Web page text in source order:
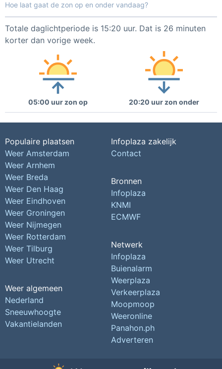
Hoe laat gaat de zon op en onder vandaag?
Totale daglichtperiode is 15:20 uur. Dat is 26 minuten
korter dan vorige week.
05:00 uur zon op 20:20 uur zon onder
Populaire plaatsen
Weer Amsterdam
Weer Arnhem
Weer Breda
Weer Den Haag
Weer Eindhoven
Weer Groningen
Weer Nijmegen
Weer Rotterdam
Weer Tilburg
Weer Utrecht
Weer algemeen
Nederland
Sneeuwhoogte
Vakantielanden
Infoplaza zakelijk
Contact
Bronnen
Infoplaza
KNMI
ECMWF
Netwerk
Infoplaza
Buienalarm
Weerplaza
Verkeerplaza
Moopmoop
Weeronline
Panahon.ph
Adverteren